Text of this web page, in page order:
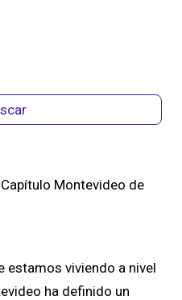
Montevideo de
estamos viviendo a nivel
ha definido un